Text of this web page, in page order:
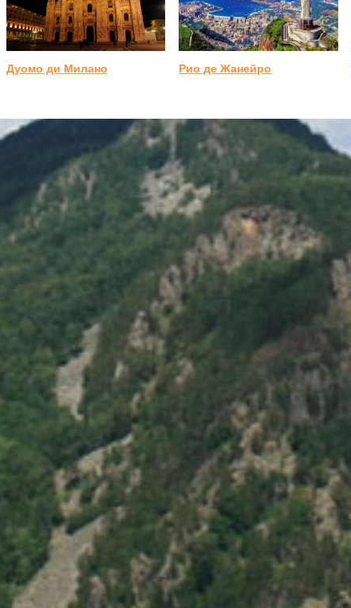
Дуомо ди Милано Рио де Жанейро